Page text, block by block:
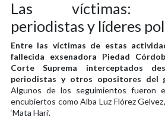
Las víctimas:
periodistas y líderes
Entre las víctimas de estas
fallecida exsenadora Piedad
Corte Suprema interceptados
periodistas y otros opositores del
Algunos de los seguimientos fueron
encubiertos como Alba Luz Flórez
‘Mata Hari’.